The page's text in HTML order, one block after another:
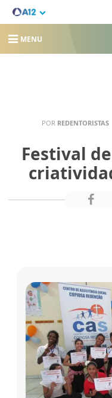
MENU
POR REDENTORISTAS
Festival